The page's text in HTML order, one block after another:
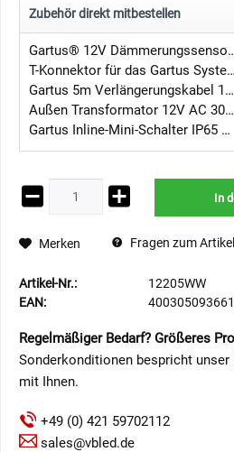
Zubehör direkt mitbestellen
Gartus® 12V
T-Konnektor für das Gartus System 106cm
Gartus 5m Verlängerungskabel 12V - Außenbereich
Außen Transformator 12V AC 30W IP67
Gartus Inline-Mini-Schalter IP65 mit Stecker
In
Merken Fragen zum
Artikel-Nr.:
12205WW
EAN:
Regelmäßiger Bedarf? Größeres
Sonderkonditionen bespricht unser
mit Ihnen.
+49 (0) 421 59702112
sales@vbled.de